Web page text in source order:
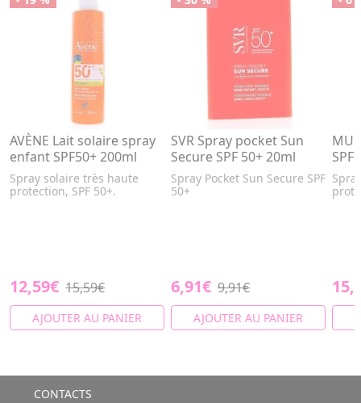
AVÈNE Lait solaire spray
enfant SPF50+ 200ml
Spray solaire très haute
protection, SPF 50+.
12,59€ 15,59€
AJOUTER AU PANIER
SVR Spray pocket Sun
Secure SPF 50+ 20ml
Spray Pocket Sun Secure SPF
50+
6,91€ 9,91€
AJOUTER AU PANIER
SPF
CONTACTS